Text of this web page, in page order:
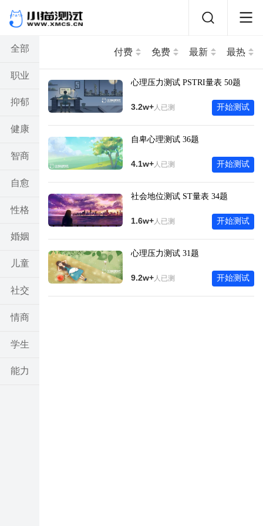
全部
职业
抑郁
健康
智商
自愈
性格
婚姻
儿童
社交
情商
学生
能力
付费 免费 最新 最热
心理压力测试 PSTRI量表 50题
开始测试
3.2w+人已测
自卑心理测试 36题
开始测试
4.1w+人已测
社会地位测试 ST量表 34题
开始测试
1.6w+人已测
心理压力测试 31题
开始测试
9.2w+人已测